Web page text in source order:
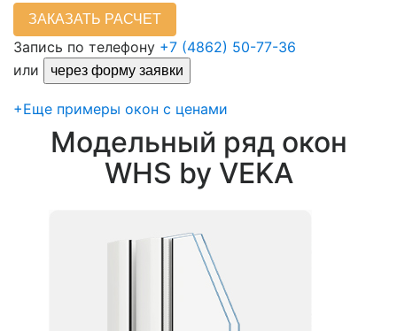
ЗАКАЗАТЬ РАСЧЕТ
Запись по телефону +7 (4862) 50-77-36
или
через форму заявки
+Еще примеры окон с ценами
Модельный ряд окон
WHS by VEKA